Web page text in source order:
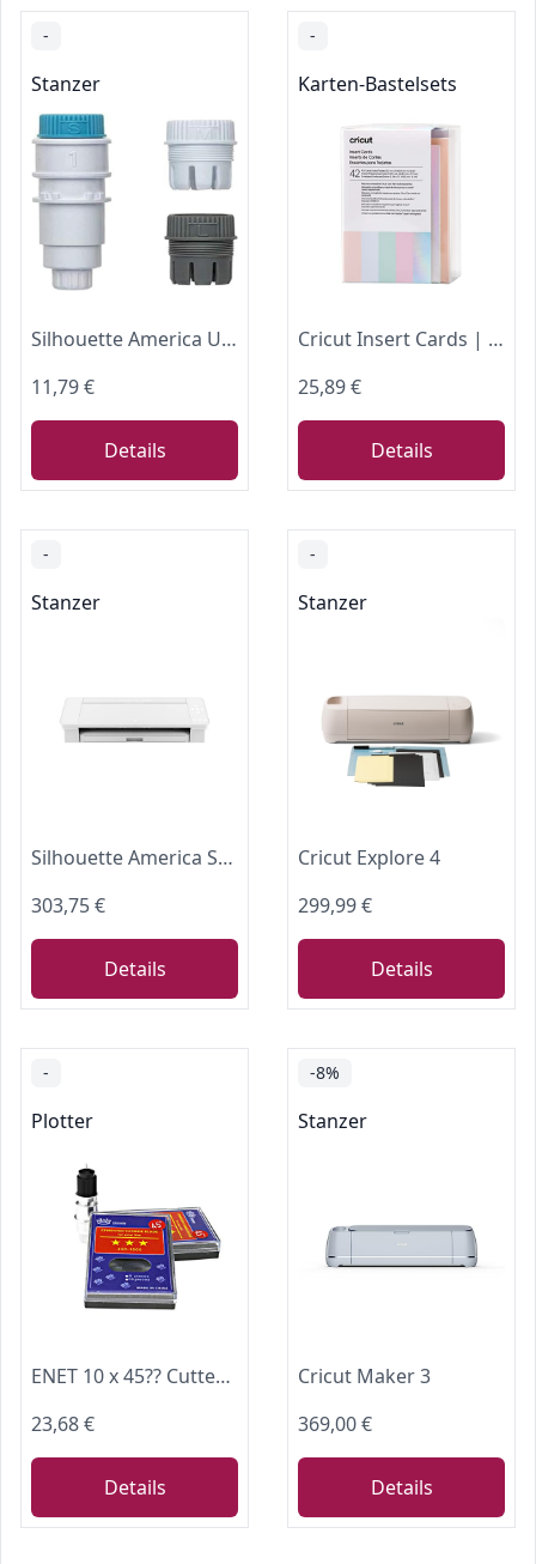
-
Stanzer
Silhouette America Universalstiftehalter für Silhouette Cameo 4 und Portrait 3, Grau/Weiß/Blau, C1
11,79 €
Details
-
Karten-Bastelsets
Cricut Insert Cards | Prinzessin | 8,9 cm x 12,4 cm Größe R10 | 42-Pack | Zur Verwendung Card Matte, princess
25,89 €
Details
-
Stanzer
Silhouette America SILH-CAMEO-4-WHT-5T Silhouette Cameo 4 Schneideplotter, Weiß, 30,5 cm Schneidebreite
303,75 €
Details
-
Stanzer
Cricut Explore 4
299,99 €
Details
-
Plotter
ENET 10 x 45?? Cutter Klingen Plotter + Klingenhalter für CB09 Graphtec Schneideplotter
23,68 €
Details
-8%
Stanzer
Cricut Maker 3
369,00 €
Details